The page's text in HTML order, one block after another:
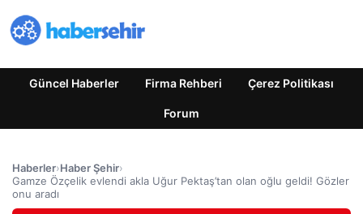
Güncel Haberler Firma Rehberi Çerez Politikası
Forum
Haberler›Haber Şehir›
Gamze Özçelik evlendi akla Uğur Pektaş’tan olan oğlu geldi! Gözler
onu aradı